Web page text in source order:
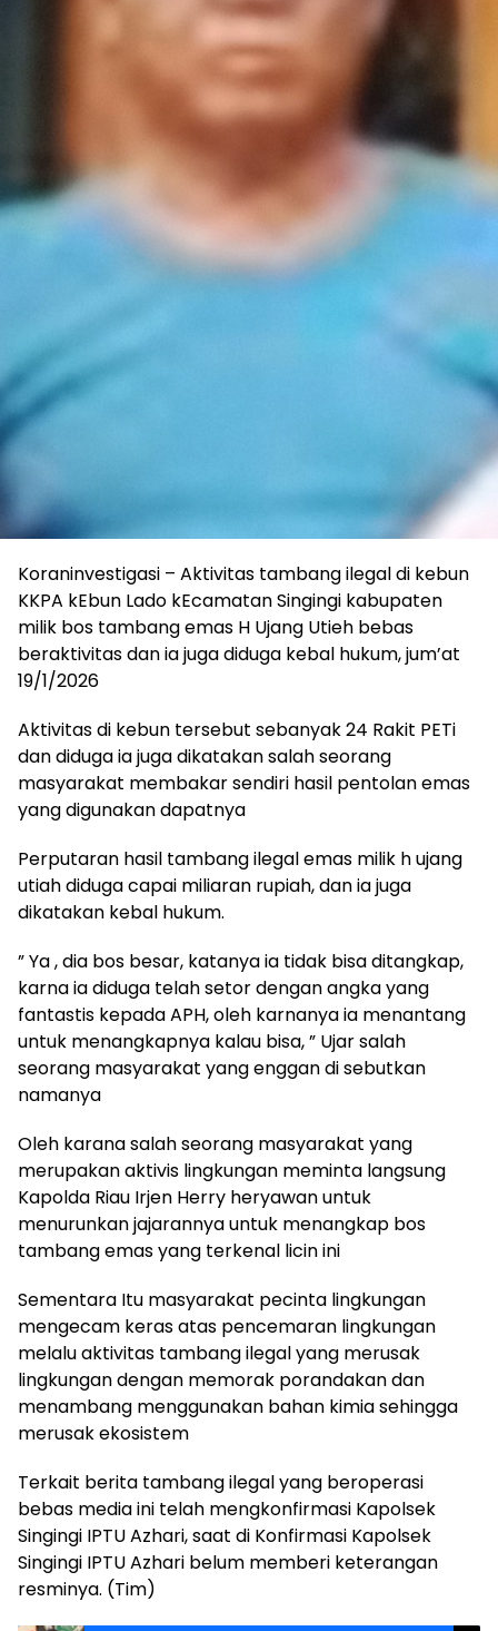
Koraninvestigasi – Aktivitas tambang ilegal di kebun
KKPA kEbun Lado kEcamatan Singingi kabupaten
milik bos tambang emas H Ujang Utieh bebas
beraktivitas dan ia juga diduga kebal hukum, jum’at
19/1/2026
Aktivitas di kebun tersebut sebanyak 24 Rakit PETi
dan diduga ia juga dikatakan salah seorang
masyarakat membakar sendiri hasil pentolan emas
yang digunakan dapatnya
Perputaran hasil tambang ilegal emas milik h ujang
utiah diduga capai miliaran rupiah, dan ia juga
dikatakan kebal hukum.
” Ya , dia bos besar, katanya ia tidak bisa ditangkap,
karna ia diduga telah setor dengan angka yang
fantastis kepada APH, oleh karnanya ia menantang
untuk menangkapnya kalau bisa, ” Ujar salah
seorang masyarakat yang enggan di sebutkan
namanya
Oleh karana salah seorang masyarakat yang
merupakan aktivis lingkungan meminta langsung
Kapolda Riau Irjen Herry heryawan untuk
menurunkan jajarannya untuk menangkap bos
tambang emas yang terkenal licin ini
Sementara Itu masyarakat pecinta lingkungan
mengecam keras atas pencemaran lingkungan
melalu aktivitas tambang ilegal yang merusak
lingkungan dengan memorak porandakan dan
menambang menggunakan bahan kimia sehingga
merusak ekosistem
Terkait berita tambang ilegal yang beroperasi
bebas media ini telah mengkonfirmasi Kapolsek
Singingi IPTU Azhari, saat di Konfirmasi Kapolsek
Singingi IPTU Azhari belum memberi keterangan
resminya. (Tim)